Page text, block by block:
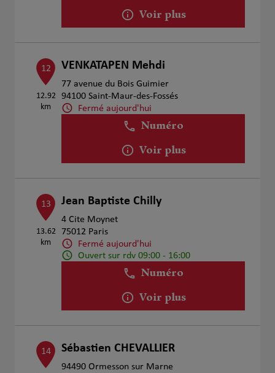
Voir plus
12
12.92
km
VENKATAPEN Mehdi
77 avenue du Bois Guimier
94100 Saint-Maur-des-Fossés
Fermé aujourd'hui
Numéro
Voir plus
13
13.62
km
Jean Baptiste Chilly
4 Cite Moynet
75012 Paris
Fermé aujourd'hui
Ouvert sur rdv 09:00 - 16:00
Numéro
Voir plus
14 Sébastien CHEVALLIER
94490 Ormesson sur Marne